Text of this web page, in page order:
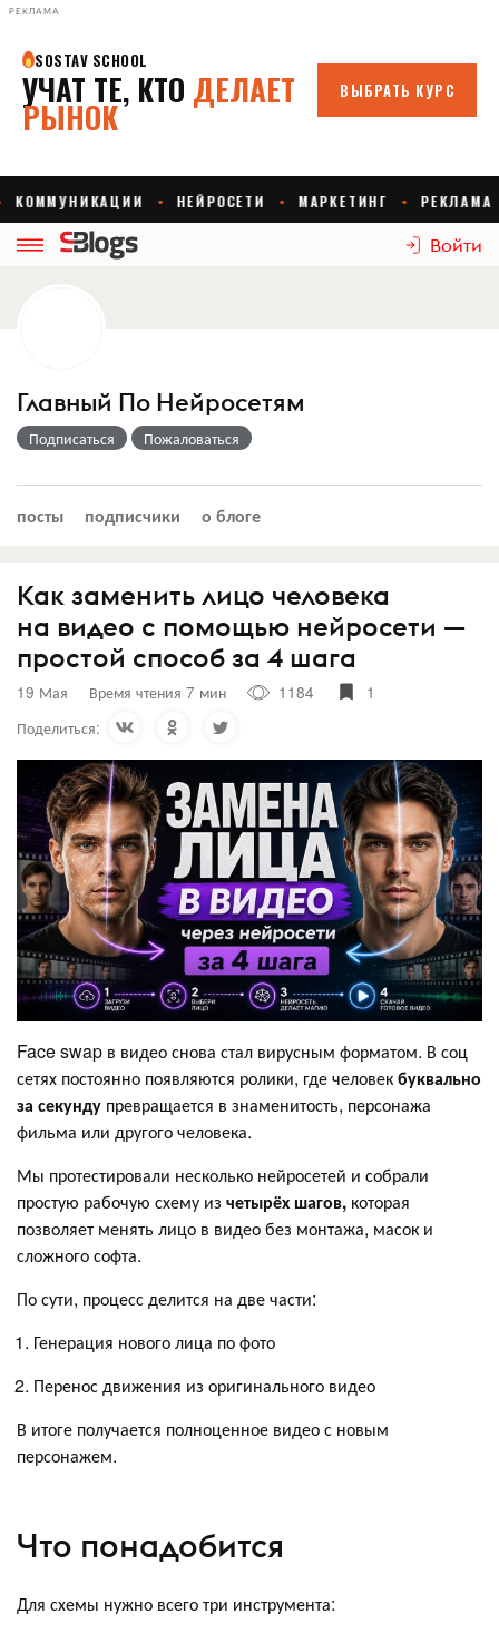
РЕКЛАМА
Войти
Главный По Нейросетям
Подписаться Пожаловаться
посты подписчики о блоге
Как заменить лицо человека
на видео с помощью нейросети —
простой способ за 4 шага
19 Мая Время чтения 7 мин 1184
1
Поделиться:
Face swap в видео снова стал вирусным форматом. В соц
сетях постоянно появляются ролики, где человекбуквально
за секунду превращается в знаменитость, персонажа
фильма или другого человека.
Мы протестировали несколько нейросетей и собрали
простую рабочую схему из четырёх шагов, которая
позволяет менять лицо в видео без монтажа, масок и
сложного софта.
По сути, процесс делится на две части:
Генерация нового лица по фото
Перенос движения из оригинального видео
В итоге получается полноценное видео с новым
персонажем.
Что понадобится
Для схемы нужно всего три инструмента: